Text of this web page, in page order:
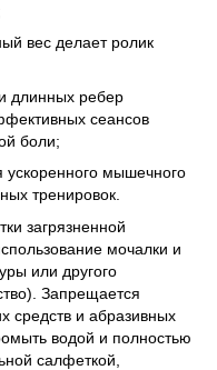
вес делает ролик
длинных ребер
сеансов
боли;
ускоренного мышечного
тренировок.
загрязненной
мочалки и
или другого
Запрещается
средств и абразивных
водой и полностью
салфеткой,